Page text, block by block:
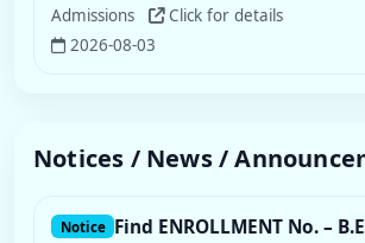
Admissions
Click for details
2026-08-03
Notices / News /
Notice Find ENROLLMENT No. –